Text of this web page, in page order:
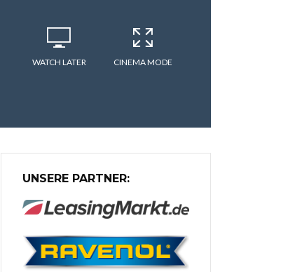
WATCH LATER CINEMA MODE
UNSERE PARTNER: